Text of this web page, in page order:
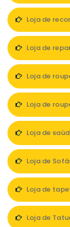
Loja de
Loja de
Loja de
Loja de
Loja de
Loja de
Loja de
Loja de